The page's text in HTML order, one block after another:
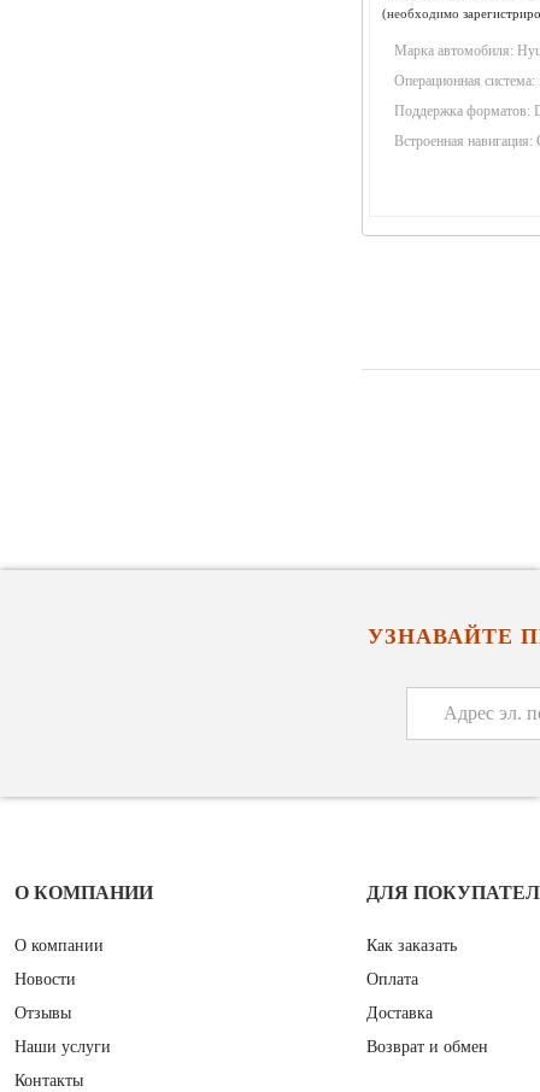
(необходимо
Марка автомобиля:
Операционная система:
Поддержка форматов:
Встроенная навигация:
УЗНАВАЙТЕ
О КОМПАНИИ
О компании
Новости
Отзывы
Наши услуги
Контакты
ДЛЯ
Как заказать
Оплата
Доставка
Возврат и обмен